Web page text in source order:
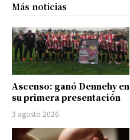
Más noticias
Ascenso: ganó Dennehy en
su primera presentación
3 agosto 2026